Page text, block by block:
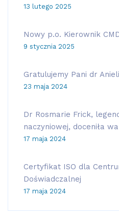
13 lutego 2025
Nowy p.o. Kierownik
9 stycznia 2025
Gratulujemy Pani dr
23 maja 2024
Dr Rosmarie Frick,
naczyniowej, doceniła
17 maja 2024
Certyfikat ISO dla
Doświadczalnej
17 maja 2024